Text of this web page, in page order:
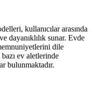
kullanıcılar arasında
dayanıklılık sunar. Evde
dile
ev aletlerinde
bulunmaktadır.